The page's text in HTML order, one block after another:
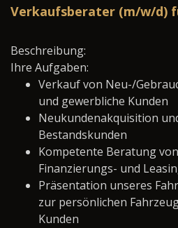
Verkaufsberater (m/w/d)
Beschreibung:
Ihre Aufgaben:
Verkauf von Neu-/
und gewerbliche Kunden
Neukundenakquisition
Bestandskunden
Kompetente Beratung
Finanzierungs- und
Präsentation unseres
zur persönlichen
Kunden